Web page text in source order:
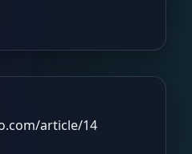
article/14